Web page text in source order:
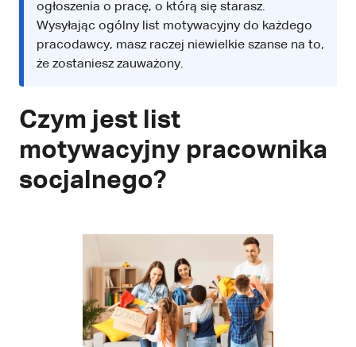
ogłoszenia o pracę, o którą się starasz.
Wysyłając ogólny list motywacyjny do każdego
pracodawcy, masz raczej niewielkie szanse na to,
że zostaniesz zauważony.
Czym jest list
motywacyjny pracownika
socjalnego?